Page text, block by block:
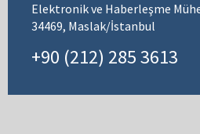
Elektronik ve Haberleşme
34469, Maslak/İstanbul
+90 (212) 285 3613